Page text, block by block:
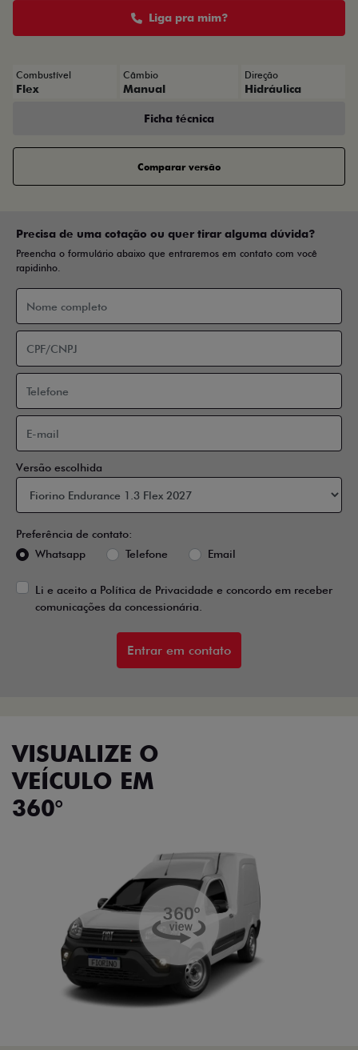
Liga pra mim?
Combustível
Flex
Câmbio
Manual
Direção
Hidráulica
Ficha técnica
Comparar versão
Precisa de uma cotação ou quer tirar alguma dúvida?
Preencha o formulário abaixo que entraremos em contato com você
rapidinho.
Versão escolhida
Preferência de contato:
Whatsapp
Telefone Email
Li e aceito a Política de Privacidade e concordo em receber
comunicações da concessionária.
Entrar em contato
VISUALIZE O
VEÍCULO EM
360°